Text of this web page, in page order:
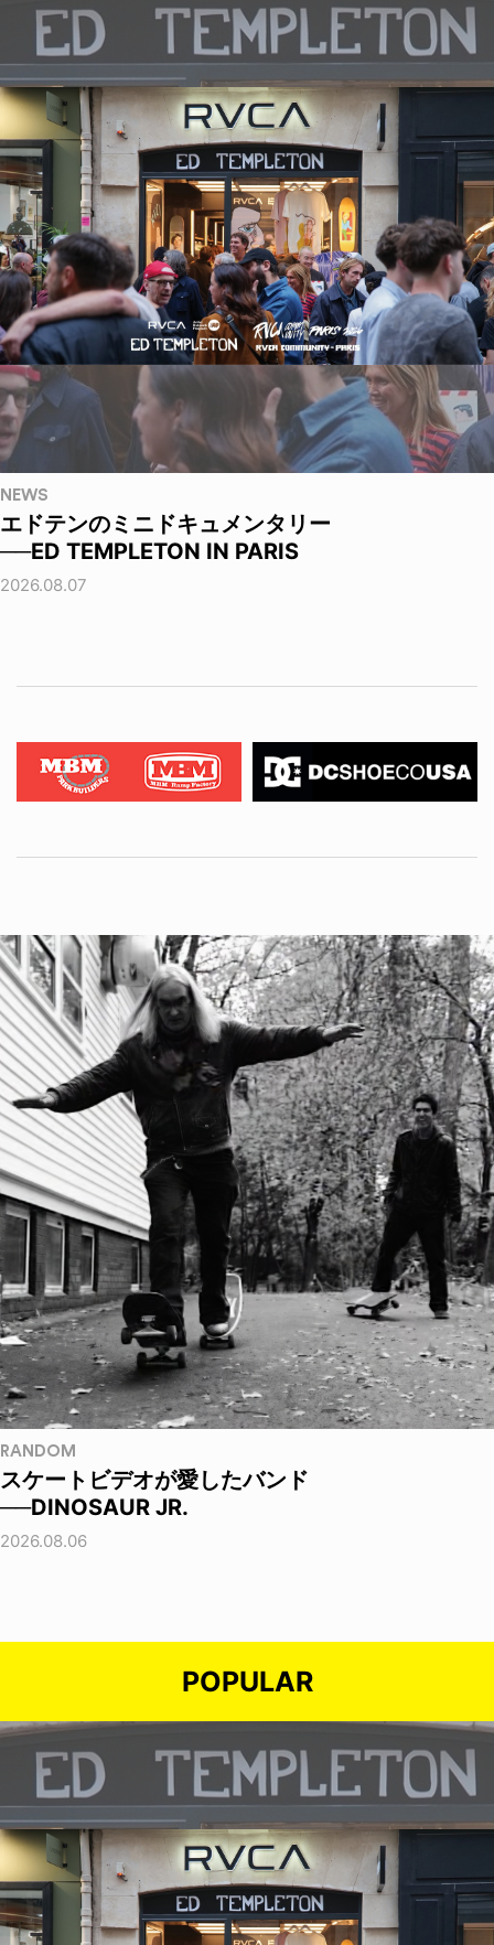
NEWS
エドテンのミニドキュメンタリー
──ED TEMPLETON IN PARIS
2026.08.07
RANDOM
スケートビデオが愛したバンド
──DINOSAUR JR.
2026.08.06
POPULAR